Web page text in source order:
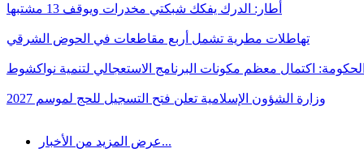
أطار: الدرك يفكك شبكتي مخدرات ويوقف 13 مشتبها
تهاطلات مطرية تشمل أربع مقاطعات في الحوض الشرقي
اكتمال معظم مكونات البرنامج الاستعجالي لتنمية نواكشوط
وزارة الشؤون الإسلامية تعلن فتح التسجيل للحج لموسم 2027
عرض المزيد من الأخبار...